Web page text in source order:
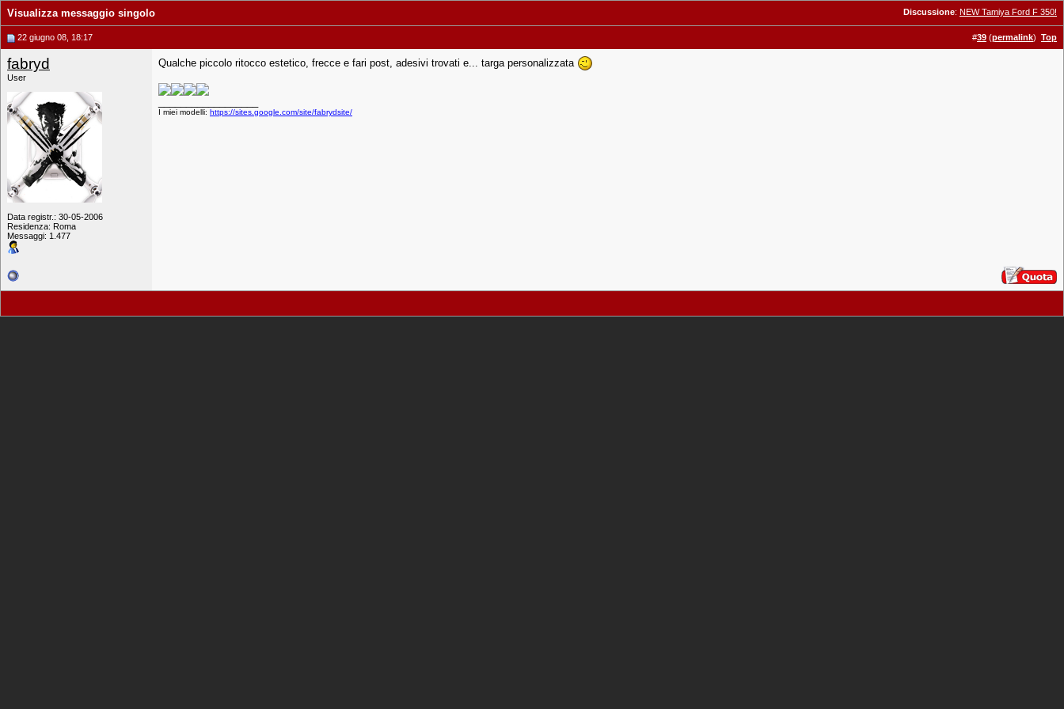
Discussione: NEW Tamiya Ford F 350!
Visualizza messaggio singolo
22 giugno 08, 18:17 #39 (permalink) Top
fabryd
User
Data registr.: 30-05-2006
Residenza: Roma
Messaggi: 1.477
Qualche piccolo ritocco estetico, frecce e fari post, adesivi trovati e... targa personalizzata
I miei modelli: https://sites.google.com/site/fabrydsite/